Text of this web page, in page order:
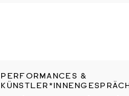
PERFORMANCES &
KÜNSTLER*INNENGESPRÄCH